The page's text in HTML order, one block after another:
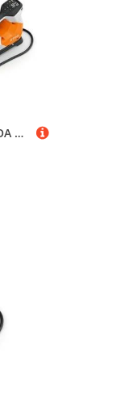
STIHL Akku-Kompressor KOA 20, mit Akku AS 2 und Ladegerät AL1 - AS-System